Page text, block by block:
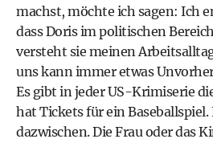
machst, möchte ich sagen: Ich
dass Doris im politischen
versteht sie meinen
uns kann immer etwas
Es gibt in jeder US-Krimiserie
hat Tickets für ein
dazwischen. Die Frau oder das